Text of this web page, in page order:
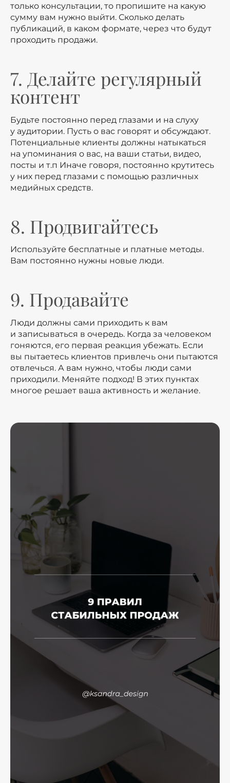
только консультации, то пропишите на какую
сумму вам нужно выйти. Сколько делать
публикаций, в каком формате, через что будут
проходить продажи.
7. Делайте регулярный
контент
Будьте постоянно перед глазами и на слуху
у аудитории. Пусть о вас говорят и обсуждают.
Потенциальные клиенты должны натыкаться
на упоминания о вас, на ваши статьи, видео,
посты и т.п Иначе говоря, постоянно крутитесь
у них перед глазами с помощью различных
медийных средств.
8. Продвигайтесь
Используйте бесплатные и платные методы.
Вам постоянно нужны новые люди.
9. Продавайте
Люди должны сами приходить к вам
и записываться в очередь. Когда за человеком
гоняются, его первая реакция убежать. Если
вы пытаетесь клиентов привлечь они пытаются
отвлечься. А вам нужно, чтобы люди сами
приходили. Меняйте подход! В этих пунктах
многое решает ваша активность и желание.